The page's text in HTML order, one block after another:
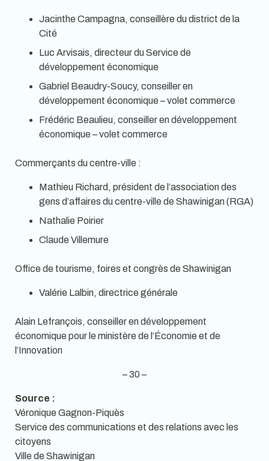
Jacinthe Campagna, conseillère du district de la
Cité
Luc Arvisais, directeur du Service de
développement économique
Gabriel Beaudry-Soucy, conseiller en
développement économique – volet commerce
Frédéric Beaulieu, conseiller en développement
économique – volet commerce
Commerçants du centre-ville :
Mathieu Richard, président de l’association des
gens d’affaires du centre-ville de Shawinigan (RGA)
Nathalie Poirier
Claude Villemure
Office de tourisme, foires et congrès de Shawinigan
Valérie Lalbin, directrice générale
Alain Lefrançois, conseiller en développement
économique pour le ministère de l’Économie et de
l’Innovation
– 30 –
Source :
Véronique Gagnon-Piquès
Service des communications et des relations avec les
citoyens
Ville de Shawinigan